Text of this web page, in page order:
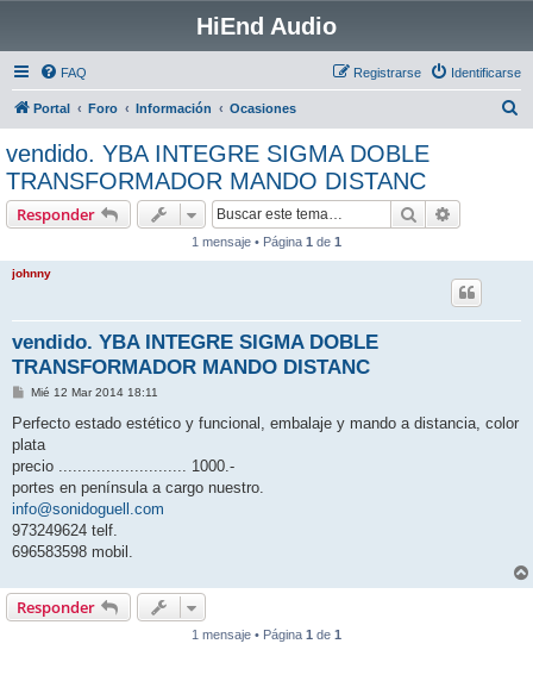
HiEnd Audio
FAQ Identificarse
Registrarse
Portal Foro Información Ocasiones
vendido. YBA INTEGRE SIGMA DOBLE
TRANSFORMADOR MANDO DISTANC
Responder Buscar
1 mensaje • Página 1 de 1
johnny
vendido. YBA INTEGRE SIGMA DOBLE
TRANSFORMADOR MANDO DISTANC
M
n
a
j
Mié 12 Mar 2014 18:11
Perfecto estado estético y funcional, embalaje y mando a distancia, color
plata
precio ........................... 1000.-
portes en península a cargo nuestro.
info@sonidoguell.com
973249624 telf.
696583598 mobil.
Responder
1 mensaje • Página 1 de 1